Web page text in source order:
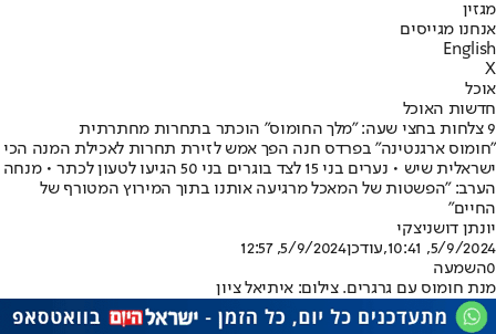
מגזין
אנחנו מגייסים
English
X
אוכל
חדשות האוכל
9 צלחות בחצי שעה: "מלך החומוס" הוכתר בתחרות מחתרתית
"חומוס ארגנטינה" בפרדס חנה הפך אמש לזירת תחרות לאכילת המנה הכי
ישראלית שיש • נערים בני 15 לצד בוגרים בני 50 הגיעו לטעון לכתר • מנחה
הערב: "הפשטות של המאכל מרגיעה אותנו בתוך המירוץ המטורף של
החיים"
יונתן דושניצקי
5/9/2024, 10:41
,עודכן5/9/2024, 12:57
0השמעה
מנת חומוס עם גרגרים. צילום: איתיאל ציון